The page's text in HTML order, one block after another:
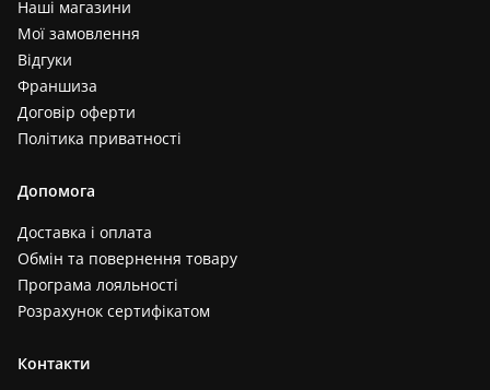
Наші магазини
Мої замовлення
Відгуки
Франшиза
Договір оферти
Політика приватності
Допомога
Доставка і оплата
Обмін та повернення товару
Програма лояльності
Розрахунок сертифікатом
Контакти